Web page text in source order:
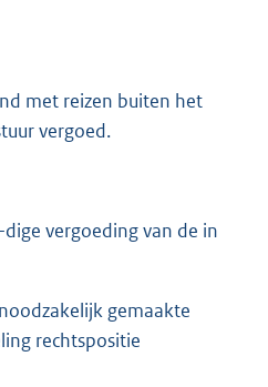
met reizen buiten het
vergoed.
vergoeding van de in
gemaakte
rechtspositie